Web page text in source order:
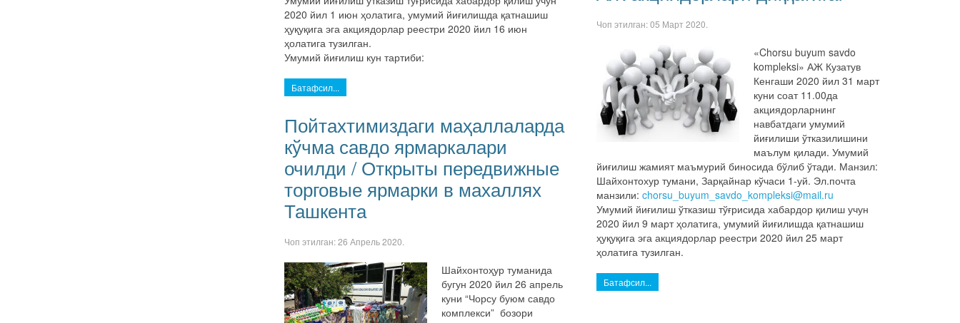
2020 йил 1 июн ҳолатига, умумий йиғилишда қатнашиш
ҳуқуқига эга акциядорлар реестри 2020 йил 16 июн
ҳолатига тузилган.
Умумий йиғилиш кун тартиби:
Батафсил...
Пойтахтимиздаги маҳаллаларда
кўчма савдо ярмаркалари
очилди / Открыты передвижные
торговые ярмарки в махаллях
Ташкента
Чоп этилган:26 Апрель 2020
Шайхонтоҳур туманида
бугун 2020 йил 26 апрель
куни “Чорсу буюм савдо
комплекси” бозори
Чоп этилган:05 Март 2020
«Chorsu buyum savdo
komplеksi» АЖ Кузатув
Кенгаши 2020 йил 31 март
куни соат 11.00да
акциядорларнинг
навбатдаги умумий
йиғилиши ўтказилишини
маълум қилади. Умумий
йиғилиш жамият маъмурий биносида бўлиб ўтади. Манзил:
Шайхонтохур тумани, Зарқайнар кўчаси 1-уй. Эл.почта
манзили:chorsu_buyum_savdo_kompleksi@mail.ru
Умумий йиғилиш ўтказиш тўғрисида хабардор қилиш учун
2020 йил 9 март ҳолатига, умумий йиғилишда қатнашиш
ҳуқуқига эга акциядорлар реестри 2020 йил 25 март
ҳолатига тузилган.
Батафсил...